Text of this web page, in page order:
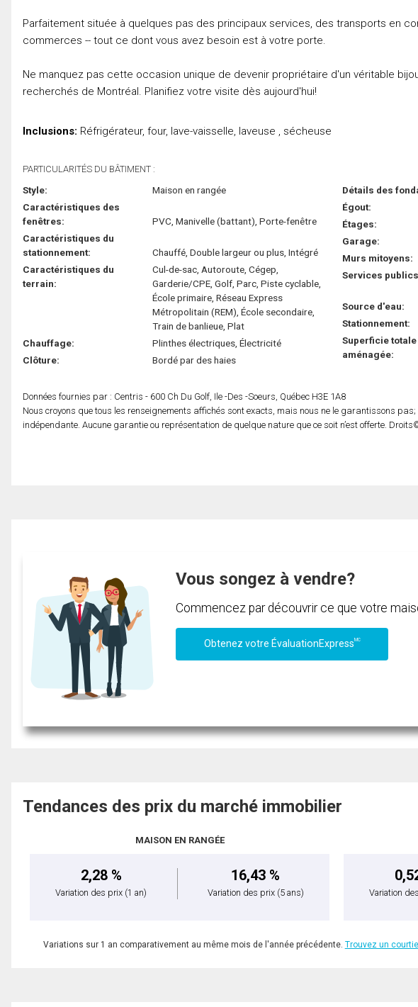
Parfaitement située à quelques pas des principaux services, des transports en
commerces -- tout ce dont vous avez besoin est à votre porte.
Ne manquez pas cette occasion unique de devenir propriétaire d'un véritable
recherchés de Montréal. Planifiez votre visite dès aujourd'hui!
Inclusions: Réfrigérateur, four, lave-vaisselle, laveuse , sécheuse
PARTICULARITÉS DU BÂTIMENT :
Style:
Maison en rangée
Caractéristiques des
fenêtres:
PVC, Manivelle (battant), Porte-fenêtre
Caractéristiques du
stationnement:
Chauffé, Double largeur ou plus, Intégré
Caractéristiques du
terrain:
Cul-de-sac, Autoroute, Cégep,
Garderie/CPE, Golf, Parc, Piste cyclable,
École primaire, Réseau Express
Métropolitain (REM), École secondaire,
Train de banlieue, Plat
Chauffage:
Plinthes électriques, Électricité
Clôture:
Bordé par des haies
Détails des
Égout:
Étages:
Garage:
Murs mitoyens:
Services
Source d'eau:
Stationnement:
Superficie totale
aménagée:
Données fournies par : Centris - 600 Ch Du Golf, Ile -Des -Soeurs, Québec H3E 1A8
Nous croyons que tous les renseignements affichés sont exacts, mais nous ne le garantissons
indépendante. Aucune garantie ou représentation de quelque nature que ce soit n’est offerte.
Vous songez à vendre?
Commencez par découvrir ce que votre
Obtenez votre ÉvaluationExpressMC
Tendances des prix du marché immobilier
MAISON EN RANGÉE
2,28 %
Variation des prix (1 an)
16,43 %
Variation des prix (5 ans) Variation
Variations sur 1 an comparativement au même mois de l'année précédente. Trouvez un